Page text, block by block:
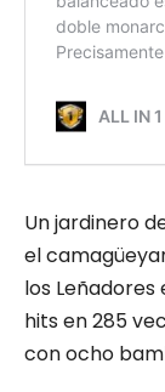
Un jardinero
el
los Leñadores
hits en 285
con ocho